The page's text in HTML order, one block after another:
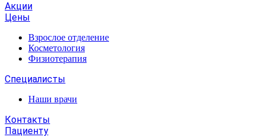
Акции
Цены
Взрослое отделение
Косметология
Физиотерапия
Специалисты
Наши врачи
Контакты
Пациенту